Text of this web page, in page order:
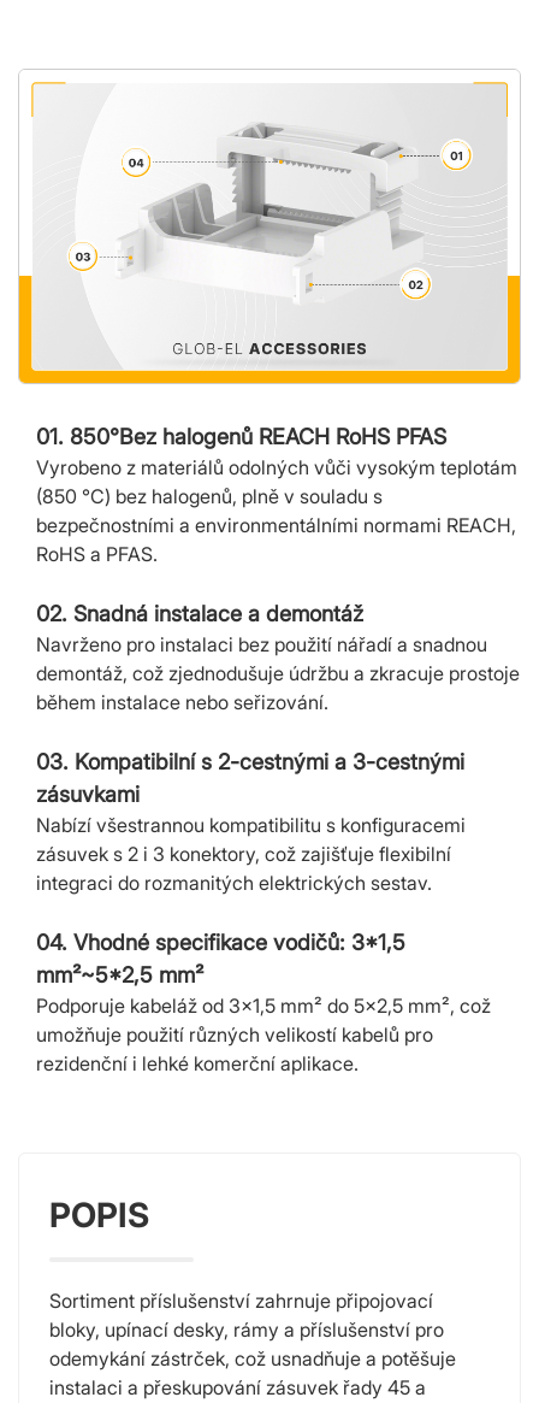
01. 850°Bez halogenů REACH RoHS PFAS
Vyrobeno z materiálů odolných vůči vysokým teplotám
(850 °C) bez halogenů, plně v souladu s
bezpečnostními a environmentálními normami REACH,
RoHS a PFAS.
02. Snadná instalace a demontáž
Navrženo pro instalaci bez použití nářadí a snadnou
demontáž, což zjednodušuje údržbu a zkracuje prostoje
během instalace nebo seřizování.
03. Kompatibilní s 2-cestnými a 3-cestnými
zásuvkami
Nabízí všestrannou kompatibilitu s konfiguracemi
zásuvek s 2 i 3 konektory, což zajišťuje flexibilní
integraci do rozmanitých elektrických sestav.
04. Vhodné specifikace vodičů: 3*1,5
mm²~5*2,5 mm²
Podporuje kabeláž od 3×1,5 mm² do 5×2,5 mm², což
umožňuje použití různých velikostí kabelů pro
rezidenční i lehké komerční aplikace.
POPIS
Sortiment příslušenství zahrnuje připojovací
bloky, upínací desky, rámy a příslušenství pro
odemykání zástrček, což usnadňuje a potěšuje
instalaci a přeskupování zásuvek řady 45 a